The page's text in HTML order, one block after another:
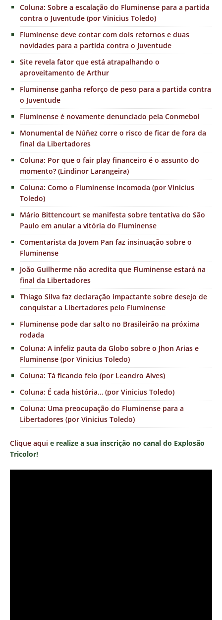
Coluna: Sobre a escalação do Fluminense para a partida
contra o Juventude (por Vinicius Toledo)
Fluminense deve contar com dois retornos e duas
novidades para a partida contra o Juventude
Site revela fator que está atrapalhando o
aproveitamento de Arthur
Fluminense ganha reforço de peso para a partida contra
o Juventude
Fluminense é novamente denunciado pela Conmebol
Monumental de Núñez corre o risco de ficar de fora da
final da Libertadores
Coluna: Por que o fair play financeiro é o assunto do
momento? (Lindinor Larangeira)
Coluna: Como o Fluminense incomoda (por Vinicius
Toledo)
Mário Bittencourt se manifesta sobre tentativa do São
Paulo em anular a vitória do Fluminense
Comentarista da Jovem Pan faz insinuação sobre o
Fluminense
João Guilherme não acredita que Fluminense estará na
final da Libertadores
Thiago Silva faz declaração impactante sobre desejo de
conquistar a Libertadores pelo Fluminense
Fluminense pode dar salto no Brasileirão na próxima
rodada
Coluna: A infeliz pauta da Globo sobre o Jhon Arias e
Fluminense (por Vinicius Toledo)
Coluna: Tá ficando feio (por Leandro Alves)
Coluna: É cada história… (por Vinicius Toledo)
Coluna: Uma preocupação do Fluminense para a
Libertadores (por Vinicius Toledo)
Clique aqui e realize a sua inscrição no canal do Explosão
Tricolor!